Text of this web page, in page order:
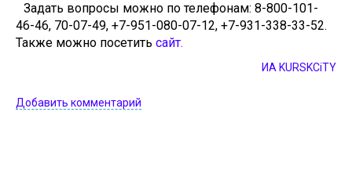
Задать вопросы можно по телефонам: 8-800-101-
46-46, 70-07-49, +7-951-080-07-12, +7-931-338-33-52.
Также можно посетить сайт.
ИА KURSKCiTY
Добавить комментарий